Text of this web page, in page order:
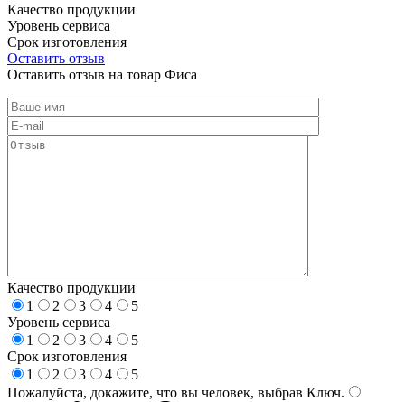
Качество продукции
Уровень сервиса
Срок изготовления
Оставить отзыв
Оставить отзыв на товар Фиса
Качество продукции
1
2 3 4
5
Уровень сервиса
1
2 3 4
5
Срок изготовления
1
2 3 4
5
Пожалуйста, докажите, что вы человек, выбрав Ключ.